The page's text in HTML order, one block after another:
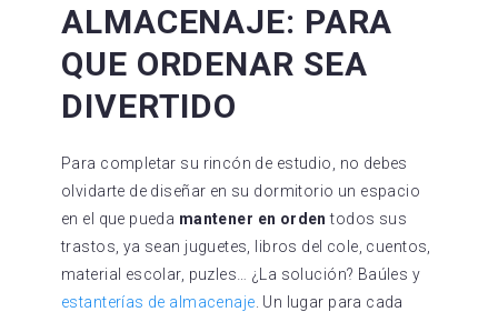
ALMACENAJE: PARA
QUE ORDENAR SEA
DIVERTIDO
Para completar su rincón de estudio, no debes
olvidarte de diseñar en su dormitorio un espacio
en el que pueda mantener en orden todos sus
trastos, ya sean juguetes, libros del cole, cuentos,
material escolar, puzles… ¿La solución? Baúles y
estanterías de almacenaje . Un lugar para cada